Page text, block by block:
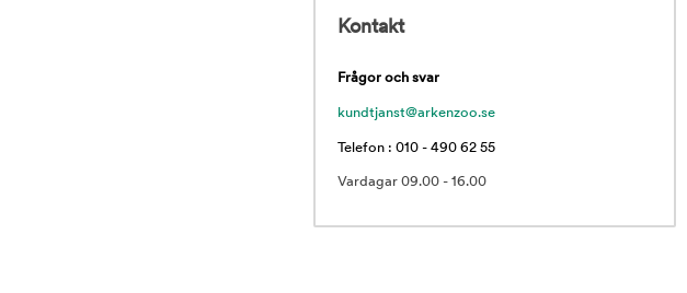
Kontakt
Frågor och svar
kundtjanst@arkenzoo.se
Telefon : 010 - 490 62 55
Vardagar 09.00 - 16.00